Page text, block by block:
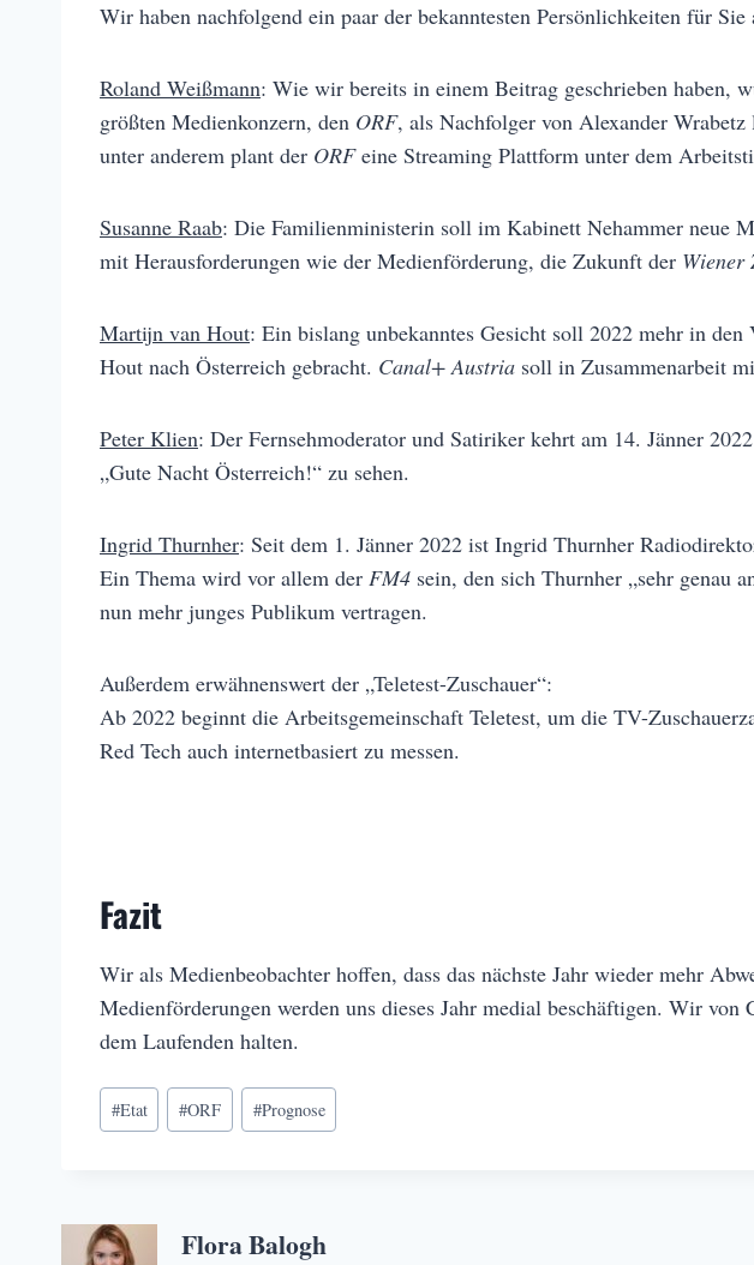
Wir haben nachfolgend ein paar der bekanntesten Persönlichkeiten für Sie
Roland Weißmann: Wie wir bereits in einem Beitrag geschrieben haben,
größten Medienkonzern, den ORF, als Nachfolger von Alexander
unter anderem plant der ORFeine Streaming Plattform unter dem
Susanne Raab: Die Familienministerin soll im Kabinett Nehammer neue
mit Herausforderungen wie der Medienförderung, die Zukunft der Wiener
Martijn van Hout: Ein bislang unbekanntes Gesicht soll 2022 mehr in
Hout nach Österreich gebracht. Canal+ Austria soll in Zusammenarbeit
Peter Klien: Der Fernsehmoderator und Satiriker kehrt am 14. Jänner
„Gute Nacht Österreich!“ zu sehen.
Ingrid Thurnher: Seit dem 1. Jänner 2022 ist Ingrid Thurnher
Ein Thema wird vor allem der FM4 sein, den sich Thurnher „sehr genau
nun mehr junges Publikum vertragen.
Außerdem erwähnenswert der „Teletest-Zuschauer“:
Ab 2022 beginnt die Arbeitsgemeinschaft Teletest, um die TV-
Red Tech auch internetbasiert zu messen.
Fazit
Wir als Medienbeobachter hoffen, dass das nächste Jahr wieder mehr
Medienförderungen werden uns dieses Jahr medial beschäftigen. Wir
dem Laufenden halten.
Schlagworte:
#Etat #ORF #Prognose
Flora Balogh